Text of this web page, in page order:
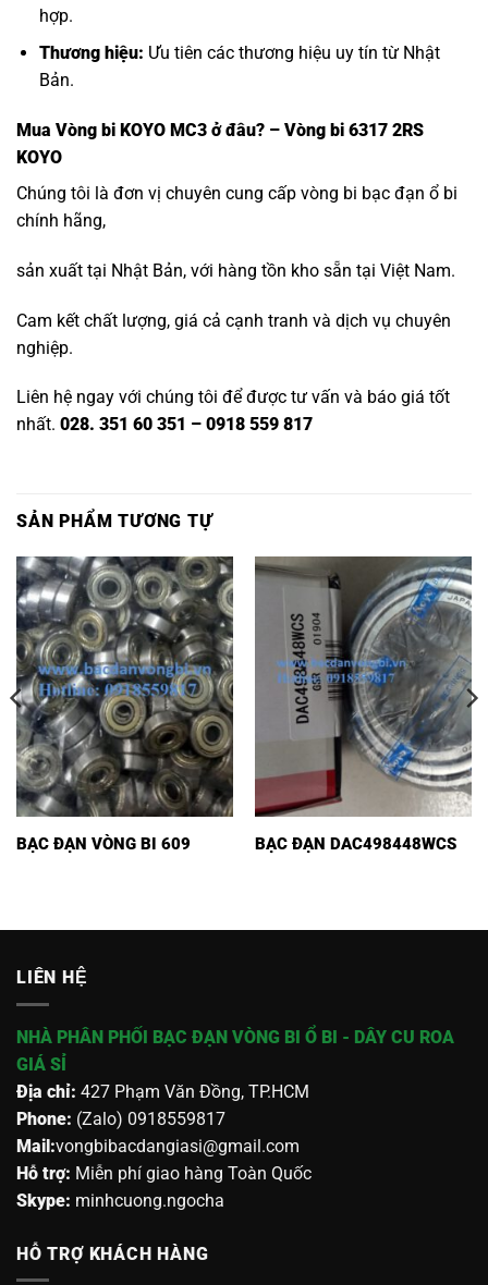
hợp.
Thương hiệu: Ưu tiên các thương hiệu uy tín từ Nhật
Bản.
Mua Vòng bi KOYO MC3 ở đâu? – Vòng bi 6317 2RS
KOYO
Chúng tôi là đơn vị chuyên cung cấp vòng bi bạc đạn ổ bi
chính hãng,
sản xuất tại Nhật Bản, với hàng tồn kho sẵn tại Việt Nam.
Cam kết chất lượng, giá cả cạnh tranh và dịch vụ chuyên
nghiệp.
Liên hệ ngay với chúng tôi để được tư vấn và báo giá tốt
nhất. 028. 351 60 351 – 0918 559 817
SẢN PHẨM TƯƠNG TỰ
BẠC ĐẠN VÒNG BI 609 BẠC ĐẠN DAC498448WCS
LIÊN HỆ
NHÀ PHÂN PHỐI BẠC ĐẠN VÒNG BI Ổ BI - DÂY CU ROA
GIÁ SỈ
Địa chỉ: 427 Phạm Văn Đồng, TP.HCM
Phone: (Zalo) 0918559817
Mail:vongbibacdangiasi@gmail.com
Hỗ trợ: Miễn phí giao hàng Toàn Quốc
Skype: minhcuong.ngocha
HỖ TRỢ KHÁCH HÀNG